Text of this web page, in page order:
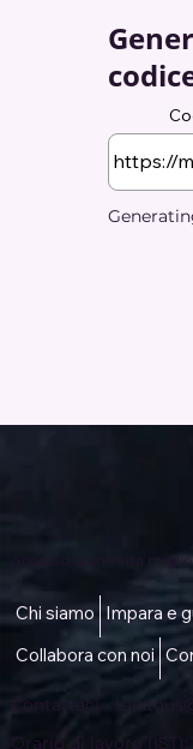
Accesso a una vita
Contattaci -
Chi siamo Impara e
Collabora con noi
Orario di lavoro (IST):